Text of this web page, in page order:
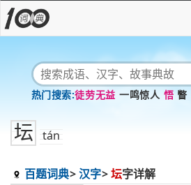
徒劳无益 一鸣惊人 悟 瞥
坛 tán
百题词典 汉字 坛字详解